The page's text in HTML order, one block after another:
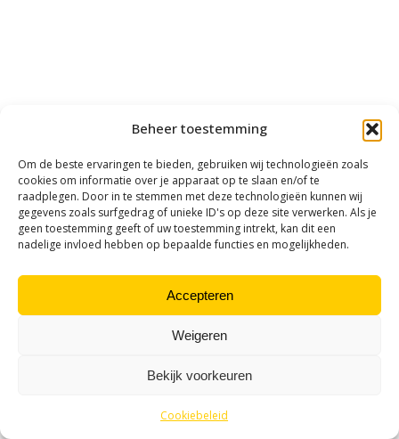
Beheer toestemming
Om de beste ervaringen te bieden, gebruiken wij technologieën zoals
cookies om informatie over je apparaat op te slaan en/of te
raadplegen. Door in te stemmen met deze technologieën kunnen wij
gegevens zoals surfgedrag of unieke ID's op deze site verwerken. Als je
geen toestemming geeft of uw toestemming intrekt, kan dit een
nadelige invloed hebben op bepaalde functies en mogelijkheden.
Accepteren
Weigeren
Bekijk voorkeuren
Cookiebeleid